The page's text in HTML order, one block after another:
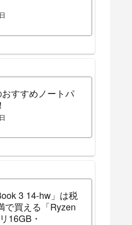
すすめノートパ
3 14-hw」は税
で買える「Ryzen
16GB・